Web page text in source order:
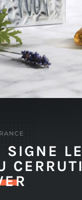
SIGNE LE
CERRUTI